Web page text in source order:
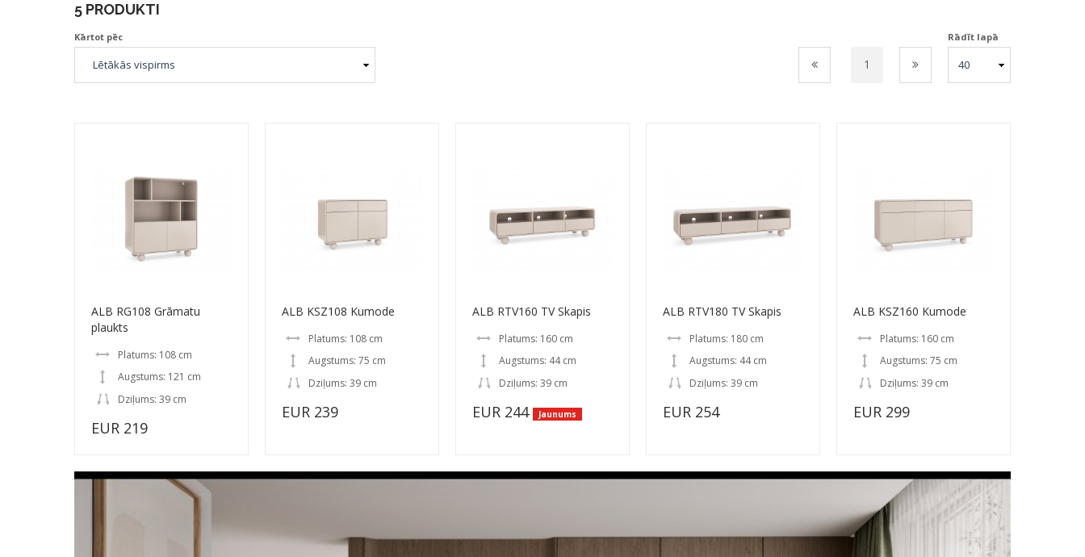
5 PRODUKTI
Kārtot pēc
1
Rādīt lapā
ALB RG108 Grāmatu
plaukts
Platums: 108 cm
Augstums: 121 cm
Dziļums: 39 cm
EUR 219
ALB KSZ108 Kumode
Platums: 108 cm
Augstums: 75 cm
Dziļums: 39 cm
EUR 239
ALB RTV160 TV Skapis
Platums: 160 cm
Augstums: 44 cm
Dziļums: 39 cm
EUR 244 Jaunums
ALB RTV180 TV Skapis
Platums: 180 cm
Augstums: 44 cm
Dziļums: 39 cm
EUR 254
ALB KSZ160 Kumode
Platums: 160 cm
Augstums: 75 cm
Dziļums: 39 cm
EUR 299